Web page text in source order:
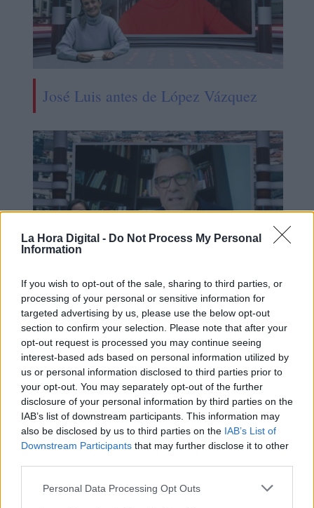
La Hora Digital - Do Not Process My Personal
Information
If you wish to opt-out of the sale, sharing to third parties, or
processing of your personal or sensitive information for
targeted advertising by us, please use the below opt-out
section to confirm your selection. Please note that after your
opt-out request is processed you may continue seeing
interest-based ads based on personal information utilized by
us or personal information disclosed to third parties prior to
your opt-out. You may separately opt-out of the further
disclosure of your personal information by third parties on the
IAB’s list of downstream participants. This information may
also be disclosed by us to third parties on the IAB’s List of
Downstream Participants that may further disclose it to other
Personal Data Processing Opt Outs
José Luis antes de López Vázquez
Mario García de Castro: "Todas
estas conquistas siguen siendo un
camino abierto para el mañana"